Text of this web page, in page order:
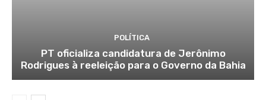
POLÍTICA
PT oficializa candidatura de Jerônimo
Rodrigues à reeleição para o Governo da Bahia